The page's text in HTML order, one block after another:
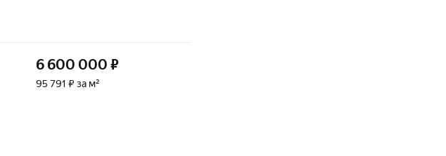
6 600 000 ₽
95 791 ₽ за м²